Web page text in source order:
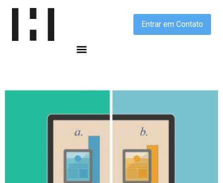
Entrar em Contato